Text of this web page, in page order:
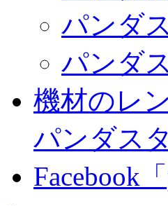
パンダ
パンダ
機材のレ
パンダス
Facebook